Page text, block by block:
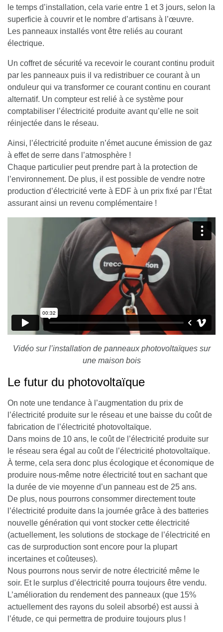
le temps d’installation, cela varie entre 1 et 3 jours, selon la
superficie à couvrir et le nombre d’artisans à l’œuvre.
Les panneaux installés vont être reliés au courant
électrique.
Un coffret de sécurité va recevoir le courant continu produit
par les panneaux puis il va redistribuer ce courant à un
onduleur qui va transformer ce courant continu en courant
alternatif. Un compteur est relié à ce système pour
comptabiliser l’électricité produite avant qu’elle ne soit
réinjectée dans le réseau.
Ainsi, l’électricité produite n’émet aucune émission de gaz
à effet de serre dans l’atmosphère !
Chaque particulier peut prendre part à la protection de
l’environnement. De plus, il est possible de vendre notre
production d’électricité verte à EDF à un prix fixé par l’État
assurant ainsi un revenu complémentaire !
Vidéo sur l’installation de panneaux photovoltaïques sur
une maison bois
Le futur du photovoltaïque
On note une tendance à l’augmentation du prix de
l’électricité produite sur le réseau et une baisse du coût de
fabrication de l’électricité photovoltaïque.
Dans moins de 10 ans, le coût de l’électricité produite sur
le réseau sera égal au coût de l’électricité photovoltaïque.
À terme, cela sera donc plus écologique et économique de
produire nous-même notre électricité tout en sachant que
la durée de vie moyenne d’un panneau est de 25 ans.
De plus, nous pourrons consommer directement toute
l’électricité produite dans la journée grâce à des batteries
nouvelle génération qui vont stocker cette électricité
(actuellement, les solutions de stockage de l’électricité en
cas de surproduction sont encore pour la plupart
incertaines et coûteuses).
Nous pourrons nous servir de notre électricité même le
soir. Et le surplus d’électricité pourra toujours être vendu.
L’amélioration du rendement des panneaux (que 15%
actuellement des rayons du soleil absorbé) est aussi à
l’étude, ce qui permettra de produire toujours plus !